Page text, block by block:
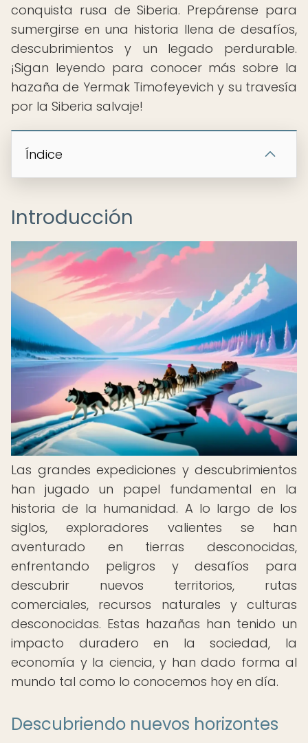
conquista rusa de Siberia. Prepárense para
sumergirse en una historia llena de desafíos,
descubrimientos y un legado perdurable.
¡Sigan leyendo para conocer más sobre la
hazaña de Yermak Timofeyevich y su travesía
por la Siberia salvaje!
Índice
Introducción
Las grandes expediciones y descubrimientos
han jugado un papel fundamental en la
historia de la humanidad. A lo largo de los
siglos, exploradores valientes se han
aventurado en tierras desconocidas,
enfrentando peligros y desafíos para
descubrir nuevos territorios, rutas
comerciales, recursos naturales y culturas
desconocidas. Estas hazañas han tenido un
impacto duradero en la sociedad, la
economía y la ciencia, y han dado forma al
mundo tal como lo conocemos hoy en día.
Descubriendo nuevos horizontes